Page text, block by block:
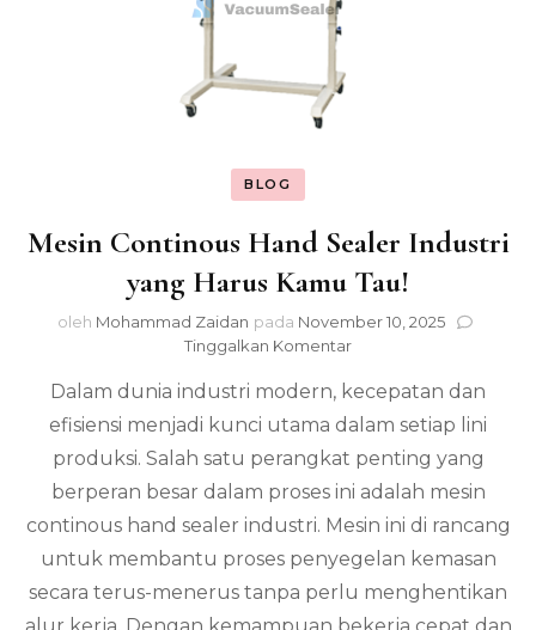
BLOG
Mesin Continous Hand Sealer Industri
yang Harus Kamu Tau!
oleh Mohammad Zaidan pada November 10, 2025
Tinggalkan Komentarpada
Continous
Hand
Industri
yang
Harus
Kamu
Tau!
Dalam dunia industri modern, kecepatan dan
efisiensi menjadi kunci utama dalam setiap lini
produksi. Salah satu perangkat penting yang
berperan besar dalam proses ini adalah mesin
continous hand sealer industri. Mesin ini di rancang
untuk membantu proses penyegelan kemasan
secara terus-menerus tanpa perlu menghentikan